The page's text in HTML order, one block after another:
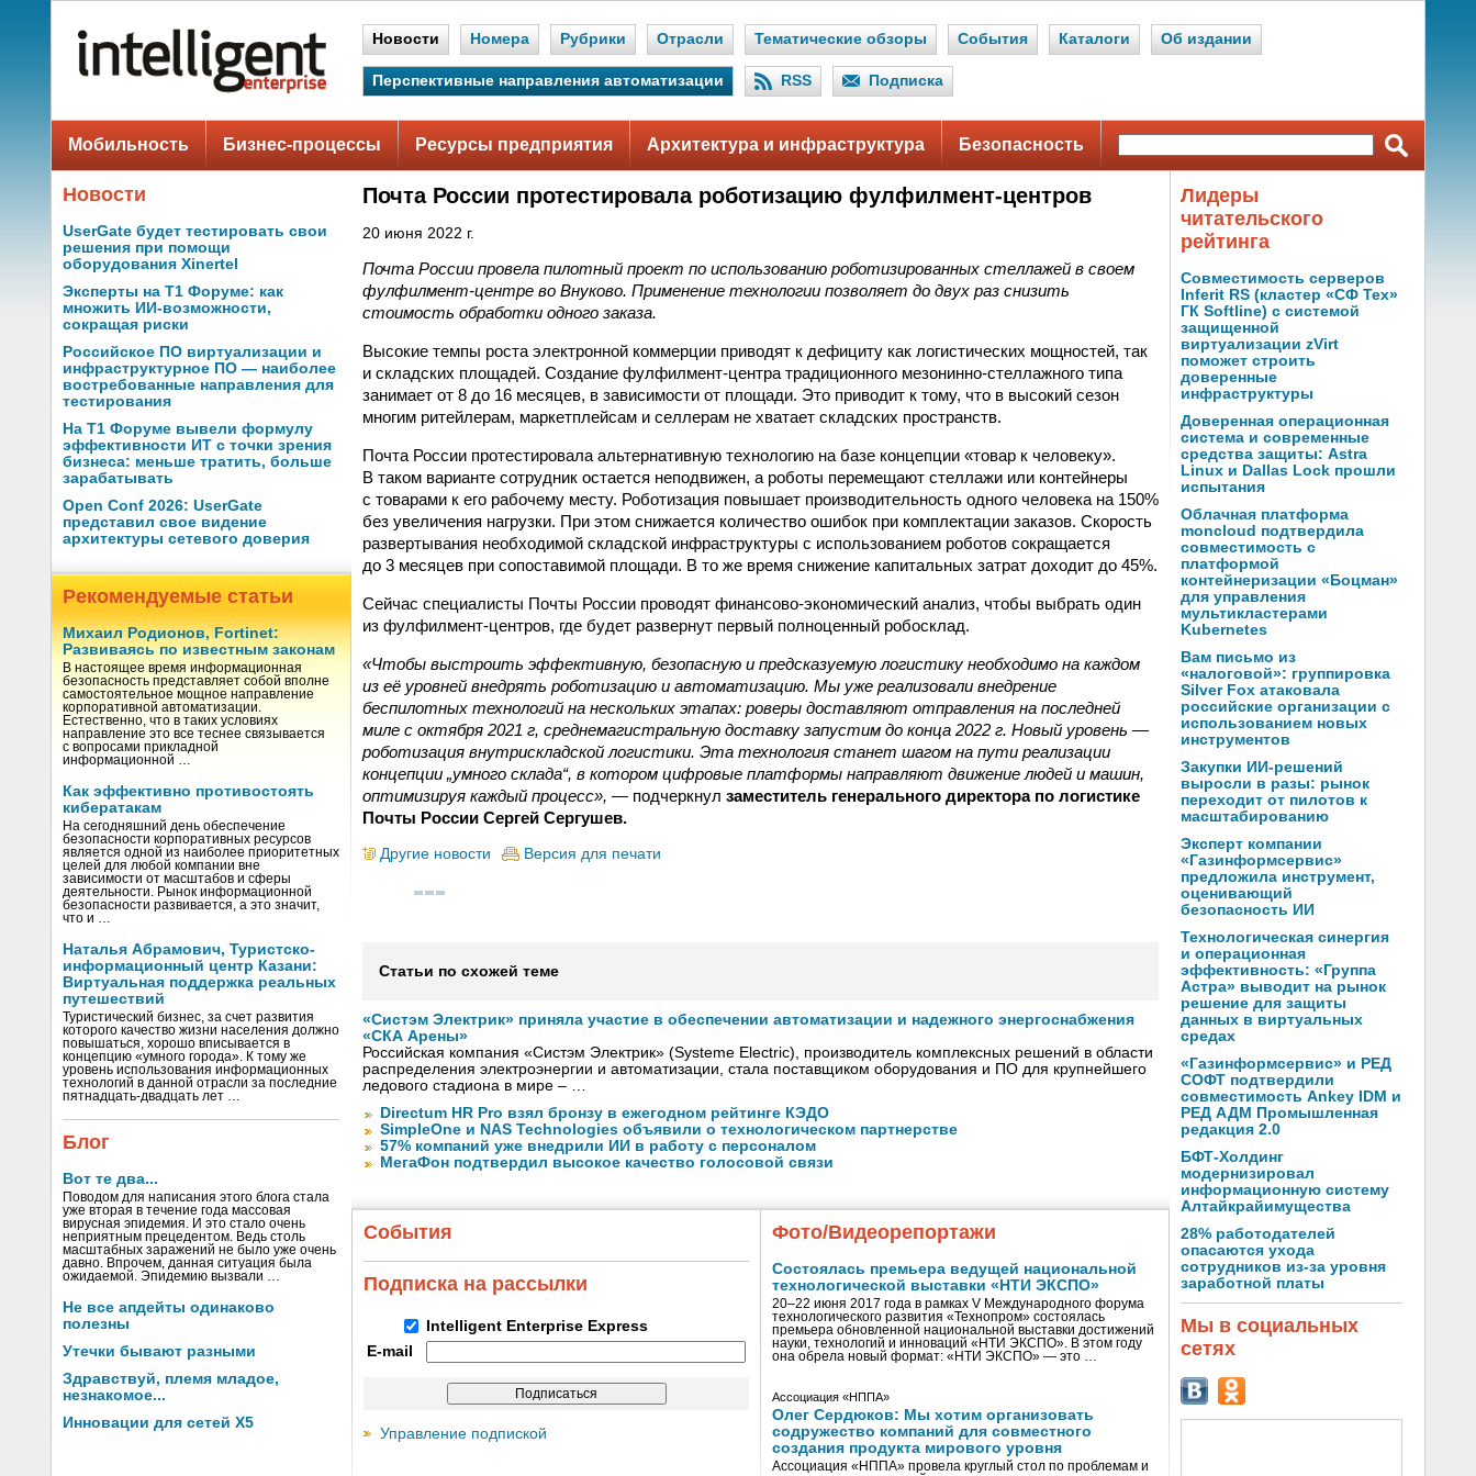
Новости Номера Рубрики Отрасли Тематические обзоры События Каталоги Об издании
Перспективные направления автоматизации RSS Подписка
Мобильность Бизнес-процессы Ресурсы предприятия Архитектура и инфраструктура Безопасность
Новости
UserGate будет тестировать свои
решения при помощи
оборудования Xinertel
Эксперты на Т1 Форуме: как
множить ИИ-возможности,
сокращая риски
Российское ПО виртуализации и
инфраструктурное ПО — наиболее
востребованные направления для
тестирования
На Т1 Форуме вывели формулу
эффективности ИТ с точки зрения
бизнеса: меньше тратить, больше
зарабатывать
Open Conf 2026: UserGate
представил свое видение
архитектуры сетевого доверия
Рекомендуемые статьи
Михаил Родионов, Fortinet:
Развиваясь по известным законам
В настоящее время информационная
безопасность представляет собой вполне
самостоятельное мощное направление
корпоративной автоматизации.
Естественно, что в таких условиях
направление это все теснее связывается
с вопросами прикладной
информационной …
Как эффективно противостоять
кибератакам
На сегодняшний день обеспечение
безопасности корпоративных ресурсов
является одной из наиболее приоритетных
целей для любой компании вне
зависимости от масштабов и сферы
деятельности. Рынок информационной
безопасности развивается, а это значит,
что и …
Наталья Абрамович, Туристско-
информационный центр Казани:
Виртуальная поддержка реальных
путешествий
Туристический бизнес, за счет развития
которого качество жизни населения должно
повышаться, хорошо вписывается в
концепцию «умного города». К тому же
уровень использования информационных
технологий в данной отрасли за последние
пятнадцать-двадцать лет …
Блог
Вот те два...
Поводом для написания этого блога стала
уже вторая в течение года массовая
вирусная эпидемия. И это стало очень
неприятным прецедентом. Ведь столь
масштабных заражений не было уже очень
давно. Впрочем, данная ситуация была
ожидаемой. Эпидемию вызвали …
Не все апдейты одинаково
полезны
Утечки бывают разными
Здравствуй, племя младое,
незнакомое...
Инновации для сетей X5
Почта России протестировала роботизацию фулфилмент-центров
20 июня 2022 г.
Почта России провела пилотный проект по использованию роботизированных стеллажей в своем
фулфилмент-центре во Внуково. Применение технологии позволяет до двух раз снизить
стоимость обработки одного заказа.
Высокие темпы роста электронной коммерции приводят к дефициту как логистических мощностей, так
и складских площадей. Создание фулфилмент-центра традиционного мезонинно-стеллажного типа
занимает от 8 до 16 месяцев, в зависимости от площади. Это приводит к тому, что в высокий сезон
многим ритейлерам, маркетплейсам и селлерам не хватает складских пространств.
Почта России протестировала альтернативную технологию на базе концепции «товар к человеку».
В таком варианте сотрудник остается неподвижен, а роботы перемещают стеллажи или контейнеры
с товарами к его рабочему месту. Роботизация повышает производительность одного человека на 150%
без увеличения нагрузки. При этом снижается количество ошибок при комплектации заказов. Скорость
развертывания необходимой складской инфраструктуры с использованием роботов сокращается
до 3 месяцев при сопоставимой площади. В то же время снижение капитальных затрат доходит до 45%.
Сейчас специалисты Почты России проводят финансово-экономический анализ, чтобы выбрать один
из фулфилмент-центров, где будет развернут первый полноценный робосклад.
«Чтобы выстроить эффективную, безопасную и предсказуемую логистику необходимо на каждом
из её уровней внедрять роботизацию и автоматизацию. Мы уже реализовали внедрение
беспилотных технологий на нескольких этапах: роверы доставляют отправления на последней
миле с октября 2021 г, среднемагистральную доставку запустим до конца 2022 г. Новый уровень —
роботизация внутрискладской логистики. Эта технология станет шагом на пути реализации
концепции „умного склада“, в котором цифровые платформы направляют движение людей и машин,
оптимизируя каждый процесс», — подчеркнул заместитель генерального директора по логистике
Почты России Сергей Сергушев.
Другие новости Версия для печати
Статьи по схожей теме
«Систэм Электрик» приняла участие в обеспечении автоматизации и надежного энергоснабжения
«СКА Арены»
Российская компания «Систэм Электрик» (Systeme Electric), производитель комплексных решений в области
распределения электроэнергии и автоматизации, стала поставщиком оборудования и ПО для крупнейшего
ледового стадиона в мире – …
Directum HR Pro взял бронзу в ежегодном рейтинге КЭДО
SimpleOne и NAS Technologies объявили о технологическом партнерстве
57% компаний уже внедрили ИИ в работу с персоналом
МегаФон подтвердил высокое качество голосовой связи
События
Подписка на рассылки
Intelligent Enterprise Express
E-mail
Управление подпиской
Фото/Видеорепортажи
Состоялась премьера ведущей национальной
технологической выставки «НТИ ЭКСПО»
20–22 июня 2017 года в рамках V Международного форума
технологического развития «Технопром» состоялась
премьера обновленной национальной выставки достижений
науки, технологий и инноваций «НТИ ЭКСПО». В этом году
она обрела новый формат: «НТИ ЭКСПО» — это …
Ассоциация «НППА»
Олег Сердюков: Мы хотим организовать
содружество компаний для совместного
создания продукта мирового уровня
Ассоциация «НППА» провела круглый стол по проблемам и
Лидеры
читательского
рейтинга
Совместимость серверов
Inferit RS (кластер «СФ Тех»
ГК Softline) с системой
защищенной
виртуализации zVirt
поможет строить
доверенные
инфраструктуры
Доверенная операционная
система и современные
средства защиты: Astra
Linux и Dallas Lock прошли
испытания
Облачная платформа
moncloud подтвердила
совместимость с
платформой
контейнеризации «Боцман»
для управления
мультикластерами
Kubernetes
Вам письмо из
«налоговой»: группировка
Silver Fox атаковала
российские организации с
использованием новых
инструментов
Закупки ИИ-решений
выросли в разы: рынок
переходит от пилотов к
масштабированию
Эксперт компании
«Газинформсервис»
предложила инструмент,
оценивающий
безопасность ИИ
Технологическая синергия
и операционная
эффективность: «Группа
Астра» выводит на рынок
решение для защиты
данных в виртуальных
средах
«Газинформсервис» и РЕД
СОФТ подтвердили
совместимость Ankey IDM и
РЕД АДМ Промышленная
редакция 2.0
БФТ-Холдинг
модернизировал
информационную систему
Алтайкрайимущества
28% работодателей
опасаются ухода
сотрудников из-за уровня
заработной платы
Мы в социальных
сетях